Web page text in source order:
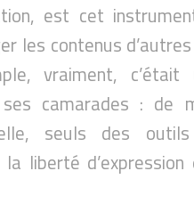
est cet
les contenus
vraiment,
ses camarades : de
seuls des outils
liberté